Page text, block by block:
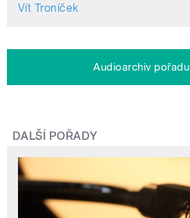
Vít Troníček
Audioarchiv pořadu
DALŠÍ POŘADY